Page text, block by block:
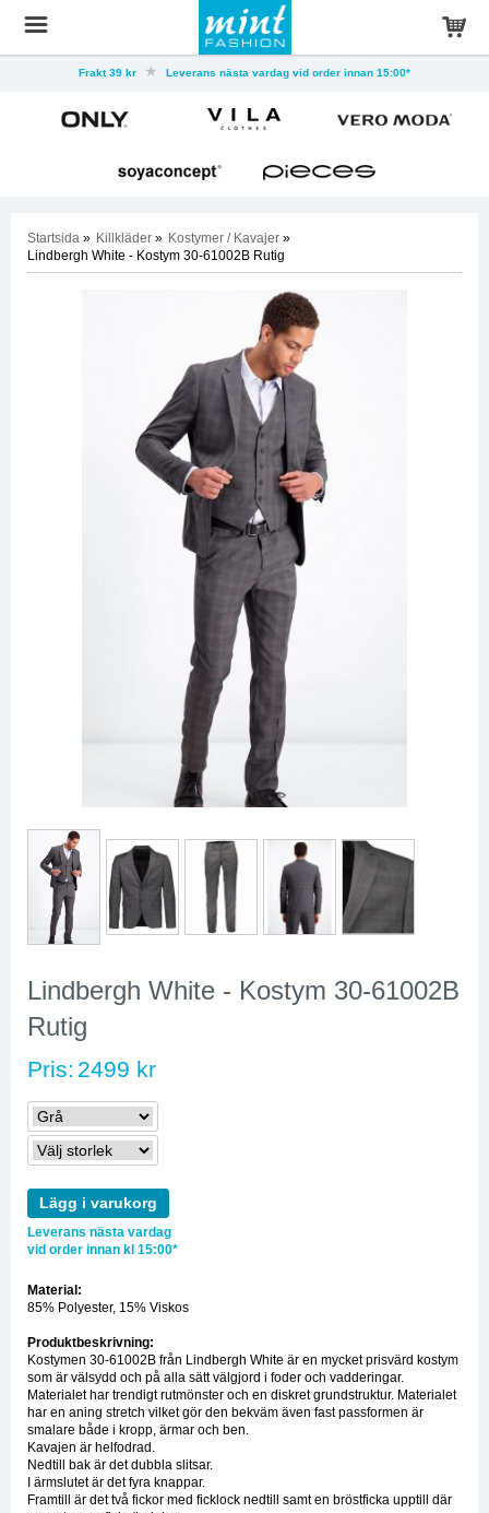
Frakt 39 kr Leverans nästa vardag vid order innan 15:00*
Startsida » Killkläder » Kostymer / Kavajer »
Lindbergh White - Kostym 30-61002B Rutig
Lindbergh White - Kostym 30-61002B
Rutig
Pris: 2499 kr
Lägg i varukorg
Leverans nästa vardag
vid order innan kl 15:00*
Material:
85% Polyester, 15% Viskos
Produktbeskrivning:
Kostymen 30-61002B från Lindbergh White är en mycket prisvärd kostym
som är välsydd och på alla sätt välgjord i foder och vadderingar.
Materialet har trendigt rutmönster och en diskret grundstruktur. Materialet
har en aning stretch vilket gör den bekväm även fast passformen är
smalare både i kropp, ärmar och ben.
Kavajen är helfodrad.
Nedtill bak är det dubbla slitsar.
I ärmslutet är det fyra knappar.
Framtill är det två fickor med ficklock nedtill samt en bröstficka upptill där